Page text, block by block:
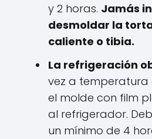
y 2 horas. Jamás
desmoldar la
caliente o tibia.
La refrigeración
vez a temperatura
el molde con film
al refrigerador.
un mínimo de 4